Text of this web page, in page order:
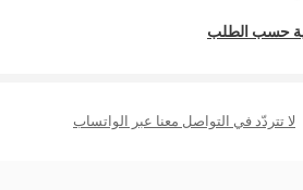
حسب الطلب
لا تتردّد في التواصل معنا عبر الواتساب